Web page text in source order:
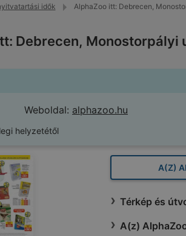
idők AlphaZoo itt: Debrecen,
Debrecen, Monostorpályi
Weboldal: alphazoo.hu
helyzetétől
A(Z)
Térkép és
A(z)